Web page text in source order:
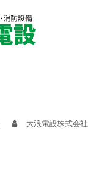
大浪電設株式会社